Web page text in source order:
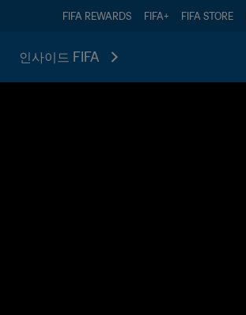
FIFA REWARDS FIFA+ FIFA STORE
인사이드 FIFA